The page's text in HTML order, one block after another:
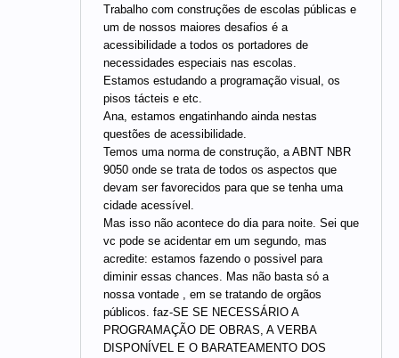
Trabalho com construções de escolas públicas e
um de nossos maiores desafios é a
acessibilidade a todos os portadores de
necessidades especiais nas escolas.
Estamos estudando a programação visual, os
pisos tácteis e etc.
Ana, estamos engatinhando ainda nestas
questões de acessibilidade.
Temos uma norma de construção, a ABNT NBR
9050 onde se trata de todos os aspectos que
devam ser favorecidos para que se tenha uma
cidade acessível.
Mas isso não acontece do dia para noite. Sei que
vc pode se acidentar em um segundo, mas
acredite: estamos fazendo o possivel para
diminir essas chances. Mas não basta só a
nossa vontade , em se tratando de orgãos
públicos. faz-SE SE NECESSÁRIO A
PROGRAMAÇÃO DE OBRAS, A VERBA
DISPONÍVEL E O BARATEAMENTO DOS